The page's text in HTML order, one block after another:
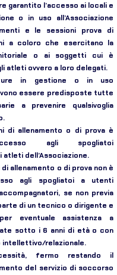
garantito l’accesso ai locali e
o in uso all’Associazione
e le sessioni prova di
a coloro che esercitano la
o ai soggetti cui è
atleti ovvero a loro delegati.
in gestione o in uso
essere predisposte tutte
a prevenire qualsivoglia
di allenamento o di prova è
agli spogliatoi
atleti dell’Associazione.
allenamento o di prova non è
agli spogliatoi a utenti
se non previa
di un tecnico o dirigente e
eventuale assistenza a
sotto i 6 anni di età o con
intellettivo/relazionale.
fermo restando il
del servizio di soccorso